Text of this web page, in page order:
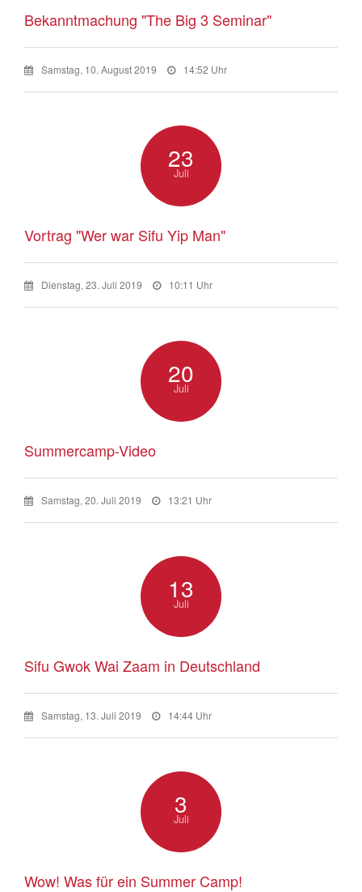
Bekanntmachung "The Big 3 Seminar"
Samstag, 10. August 2019 14:52 Uhr
23
Juli
Vortrag "Wer war Sifu Yip Man"
Dienstag, 23. Juli 2019 10:11 Uhr
20
Juli
Summercamp-Video
Samstag, 20. Juli 2019 13:21 Uhr
13
Juli
Sifu Gwok Wai Zaam in Deutschland
Samstag, 13. Juli 2019 14:44 Uhr
3
Juli
Wow! Was für ein Summer Camp!